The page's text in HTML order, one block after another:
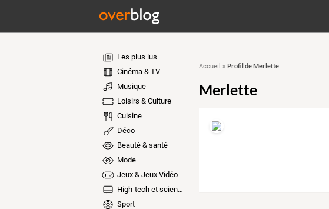
Les plus lus
Cinéma & TV
Musique
Loisirs & Culture
Cuisine
Déco
Beauté & santé
Mode
Jeux & Jeux Vidéo
High-tech et sciences
Sport
Accueil » Profil de Merlette
Merlette